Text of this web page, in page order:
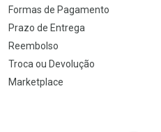
Formas de Pagamento
Prazo de Entrega
Reembolso
Troca ou Devolução
Marketplace